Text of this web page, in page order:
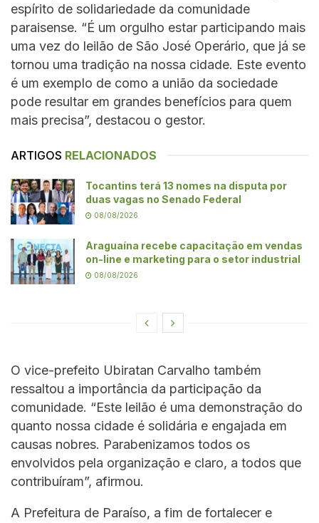
espírito de solidariedade da comunidade
paraisense. “É um orgulho estar participando mais
uma vez do leilão de São José Operário, que já se
tornou uma tradição na nossa cidade. Este evento
é um exemplo de como a união da sociedade
pode resultar em grandes benefícios para quem
mais precisa”, destacou o gestor.
ARTIGOS RELACIONADOS
Tocantins terá 13 nomes na disputa por
duas vagas no Senado Federal
08/08/2026
Araguaína recebe capacitação em vendas
on-line e marketing para o setor industrial
08/08/2026
O vice-prefeito Ubiratan Carvalho também
ressaltou a importância da participação da
comunidade. “Este leilão é uma demonstração do
quanto nossa cidade é solidária e engajada em
causas nobres. Parabenizamos todos os
envolvidos pela organização e claro, a todos que
contribuíram”, afirmou.
A Prefeitura de Paraíso, a fim de fortalecer e